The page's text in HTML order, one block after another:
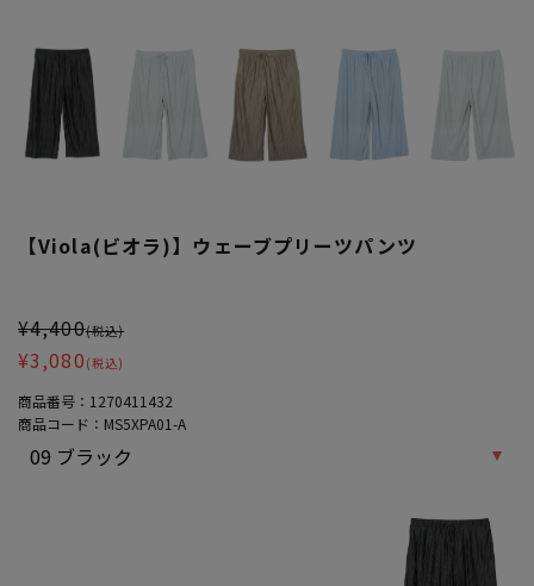
【Viola(ビオラ)】ウェーブプリーツパンツ
¥4,400(税込)
¥3,080 (税込)
商品番号： 1270411432
商品コード： MS5XPA01-A